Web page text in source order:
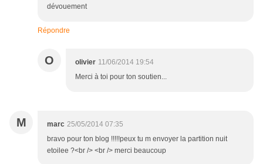
dévouement
Répondre
O olivier 11/06/2014 19:54
Merci à toi pour ton soutien...
M marc 25/05/2014 07:35
bravo pour ton blog !!!!!peux tu m envoyer la partition nuit
etoilee ?<br /> <br /> merci beaucoup